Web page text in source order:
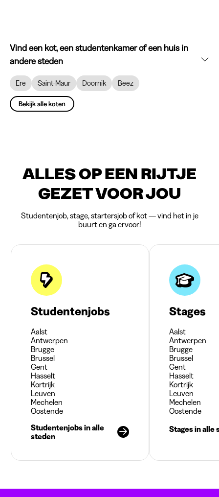
Vind een kot, een studentenkamer of een huis in
andere steden
Ere Saint-Maur Doornik Beez
Bekijk alle koten
ALLES OP EEN RIJTJE
GEZET VOOR JOU
Studentenjob, stage, startersjob of kot — vind het in je
buurt en ga ervoor!
Studentenjobs
Aalst
Antwerpen
Brugge
Brussel
Gent
Hasselt
Kortrijk
Leuven
Mechelen
Oostende
Studentenjobs in alle
steden
Stages
Aalst
Antwerpen
Brugge
Brussel
Gent
Hasselt
Kortrijk
Leuven
Mechelen
Oostende
Stages in alle